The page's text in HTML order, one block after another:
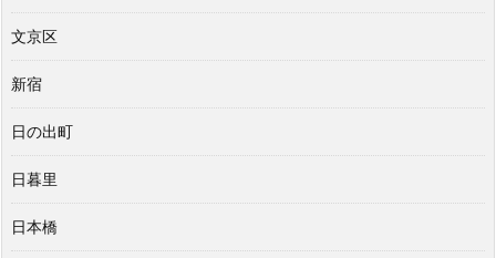
文京区
新宿
日の出町
日暮里
日本橋